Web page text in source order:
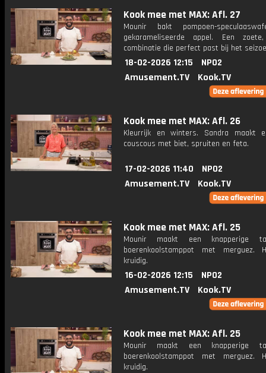
Kook mee met MAX: Afl. 27
Mounir bakt pompoen-
gekarameliseerde appel. Een
combinatie die perfect past bij het
18-02-2026 12:15
NPO2
Amusement.TV
Kook.TV
Kook mee met MAX: Afl. 26
Kleurrijk en winters. Sandra maakt
couscous met biet, spruiten en feta.
17-02-2026 11:40
NPO2
Amusement.TV
Kook.TV
Kook mee met MAX: Afl. 25
Mounir maakt een knapperige
boerenkoolstamppot met merguez.
kruidig.
16-02-2026 12:15
NPO2
Amusement.TV
Kook.TV
Kook mee met MAX: Afl. 25
Mounir maakt een knapperige
boerenkoolstamppot met merguez.
kruidig.